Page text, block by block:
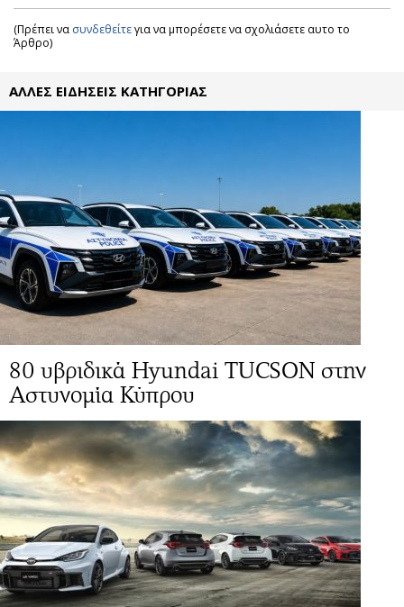
(Πρέπει να συνδεθείτεγια να μπορέσετε να σχολιάσετε αυτο το
Άρθρο)
ΑΛΛΕΣ ΕΙΔΗΣΕΙΣ ΚΑΤΗΓΟΡΙΑΣ
80 υβριδικά Hyundai TUCSON στην
Αστυνομία Κύπρου